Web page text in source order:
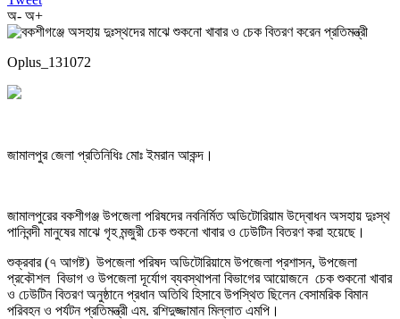
অ- অ+
Oplus_131072
জামালপুর জেলা প্রতিনিধিঃ মোঃ ইমরান আকন্দ।
জামালপুরের বকশীগঞ্জ উপজেলা পরিষদের নবনির্মিত অডিটোরিয়াম উদ্বোধন অসহায় দুঃস্থ
পানিবন্দী মানুষের মাঝে গৃহ মন্জুরী চেক শুকনো খাবার ও ঢেউটিন বিতরণ করা হয়েছে।
শুক্রবার (৭ আগষ্ট) উপজেলা পরিষদ অডিটোরিয়ামে উপজেলা প্রশাসন, উপজেলা
প্রকৌশল বিভাগ ও উপজেলা দূর্যোগ ব্যবস্থাপনা বিভাগের আয়োজনে চেক শুকনো খাবার
ও ঢেউটিন বিতরণ অনুষ্ঠানে প্রধান অতিথি হিসাবে উপস্থিত ছিলেন বেসামরিক বিমান
পরিবহন ও পর্যটন প্রতিমন্ত্রী এম. রশিদুজ্জামান মিল্লাত এমপি।